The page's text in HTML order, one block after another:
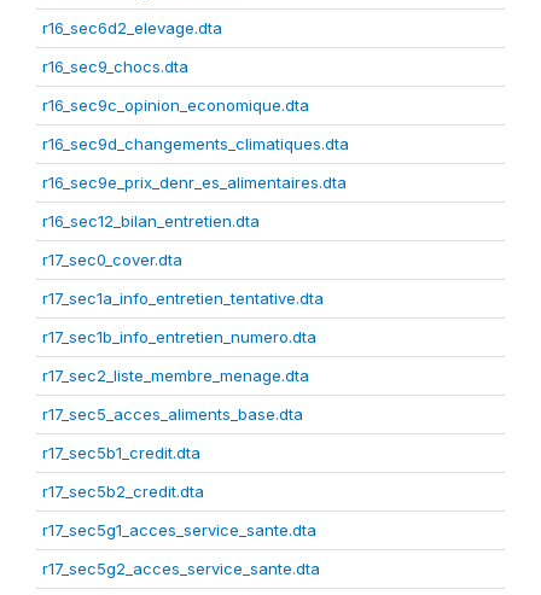
r16_sec6d2_elevage.dta
r16_sec9_chocs.dta
r16_sec9c_opinion_economique.dta
r16_sec9d_changements_climatiques.dta
r16_sec9e_prix_denr_es_alimentaires.dta
r16_sec12_bilan_entretien.dta
r17_sec0_cover.dta
r17_sec1a_info_entretien_tentative.dta
r17_sec1b_info_entretien_numero.dta
r17_sec2_liste_membre_menage.dta
r17_sec5_acces_aliments_base.dta
r17_sec5b1_credit.dta
r17_sec5b2_credit.dta
r17_sec5g1_acces_service_sante.dta
r17_sec5g2_acces_service_sante.dta